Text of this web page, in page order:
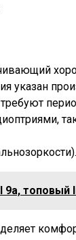
указан
топовый